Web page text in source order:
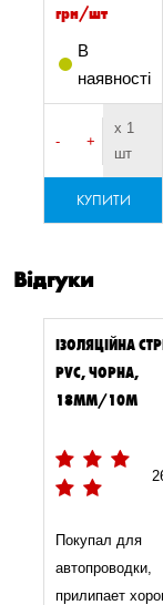
грн/шт
В
наявності
- +
х 1
шт
КУПИТИ
Відгуки
ІЗОЛЯЦІЙНА
PVC, ЧОРНА,
18ММ/10М
Покупал для
автопроводки,
прилипает